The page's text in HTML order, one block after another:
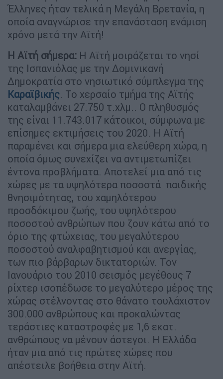
Έλληνες ήταν τελικά η Μεγάλη Βρετανία, η
οποία αναγνώρισε την επανάσταση ενάμιση
χρόνο μετά την Αϊτή!
Η Αϊτή σήμερα: Η Αϊτή μοιράζεται το νησί
της Ισπανιόλας με την Δομινικανή
Δημοκρατία στο νησιωτικό σύμπλεγμα της
Καραϊβικής. Το χερσαίο τμήμα της Αϊτής
καταλαμβάνει 27.750 τ.χλμ.. Ο πληθυσμός
της είναι 11.743.017 κάτοικοι, σύμφωνα με
επίσημες εκτιμήσεις του 2020. Η Αϊτή
παραμένει και σήμερα μια ελεύθερη χώρα, η
οποία όμως συνεχίζει να αντιμετωπίζει
έντονα προβλήματα. Αποτελεί μια από τις
χώρες με τα υψηλότερα ποσοστά παιδικής
θνησιμότητας, του χαμηλότερου
προσδόκιμου ζωής, του υψηλότερου
ποσοστού ανθρώπων που ζουν κάτω από το
όριο της φτώχειας, του μεγαλύτερου
ποσοστού αναλφαβητισμού και ανεργίας,
των πιο βάρβαρων δικτατοριών. Τον
Ιανουάριο του 2010 σεισμός μεγέθους 7
ρίχτερ ισοπέδωσε το μεγαλύτερο μέρος της
χώρας στέλνοντας στο θάνατο τουλάχιστον
300.000 ανθρώπους και προκαλώντας
τεράστιες καταστροφές με 1,6 εκατ.
ανθρώπους να μένουν άστεγοι. Η Ελλάδα
ήταν μια από τις πρώτες χώρες που
απέστειλε βοήθεια στην Αϊτή.